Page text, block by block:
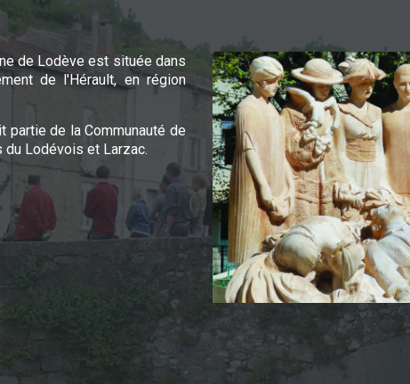
de Lodève est située dans
de l'Hérault, en région
partie de la Communauté de
du Lodévois et Larzac.